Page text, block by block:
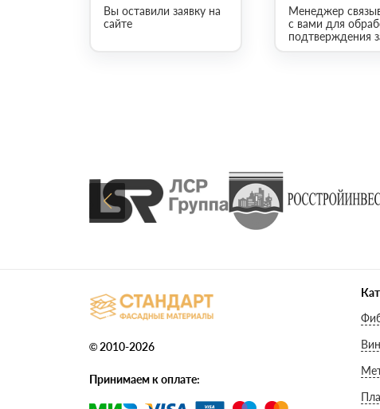
Вы оставили заявку на
сайте
Менеджер
с вами для
подтверждения
© 2010-2026
Принимаем к оплате: